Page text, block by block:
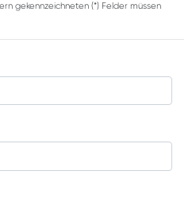
gekennzeichneten (*) Felder müssen